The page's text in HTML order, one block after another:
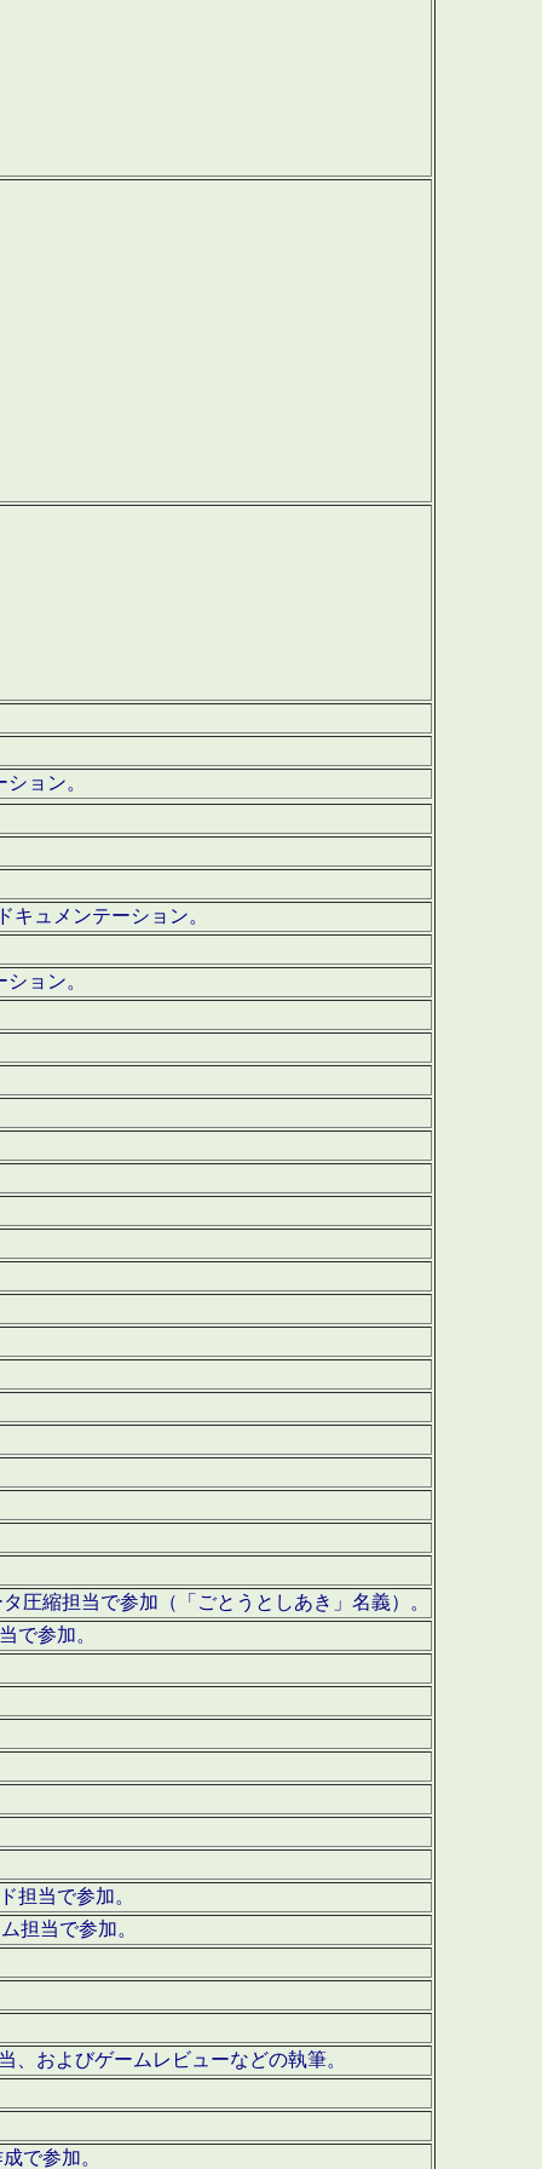
ョン。
キュメンテーション。
ョン。
圧縮担当で参加（「ごとうとしあき」名義）。
で参加。
担当で参加。
担当で参加。
、およびゲームレビューなどの執筆。
で参加。